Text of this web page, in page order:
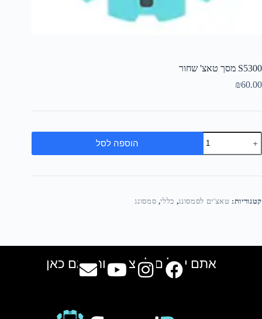
S5300 מסך טאצ' שחור
₪60.00
הוספה לסל
קטגוריות: טאצ'ים לסמסונג, כללי, סמסונג
אתם יכולים למצוא אותנו גם כאן